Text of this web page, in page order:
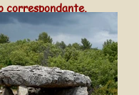
correspondante.